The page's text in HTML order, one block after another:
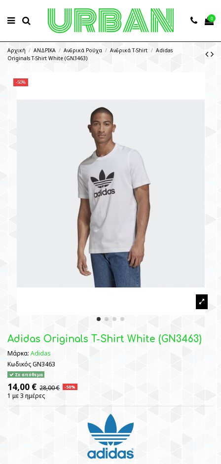
0
Αρχική ΑΝΔΡΙΚΑ Ανδρικά Ρούχα Ανδρικά T-Shirt
Adidas
Originals T-Shirt White (GN3463)
-50%
Adidas Originals T-Shirt White (GN3463)
Μάρκα: Adidas
ΚωδικόςGN3463
Σε απόθεμα
14,00 € 28,00 € -50%
1 με 3 ημέρες